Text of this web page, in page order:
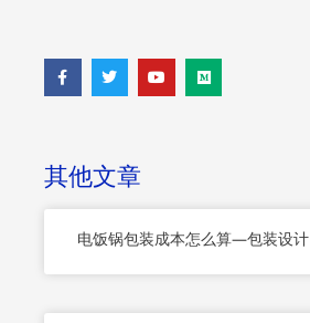
F
a
c
k
-
f
T
w
i
Y
o
u
M
e
d
其他文章
电饭锅包装成本怎么算—包装设计